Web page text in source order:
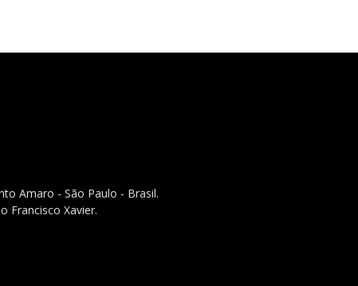
Amaro - São Paulo - Brasil.
Francisco Xavier.